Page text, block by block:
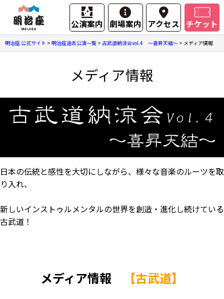
公演案内 劇場案内 アクセス チケット
明治座 公式サイト > 明治座過去公演一覧 > 古武道納涼会vol.4 ～喜昇天結～ > メディア情報
メディア情報
日本の伝統と感性を大切にしながら、様々な音楽のルーツを取
り入れ、
新しいインストゥルメンタルの世界を創造・進化し続けている
古武道！
メディア情報 【古武道】